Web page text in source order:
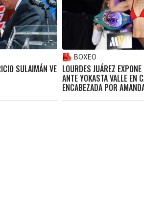
SULAIMÁN VE
BOXEO
LOURDES JUÁREZ
ANTE YOKASTA VALLE EN
ENCABEZADA POR